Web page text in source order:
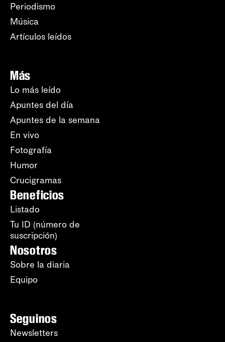
Periodismo
Música
Artículos leídos
Más
Lo más leído
Apuntes del día
Apuntes de la semana
En vivo
Fotografía
Humor
Crucigramas
Beneficios
Listado
Tu ID (número de
suscripción)
Nosotros
Sobre la diaria
Equipo
Seguinos
Newsletters